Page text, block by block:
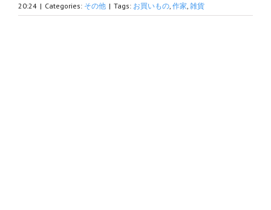
20:24 | Categories: その他 | Tags: お買いもの 作家 雑貨